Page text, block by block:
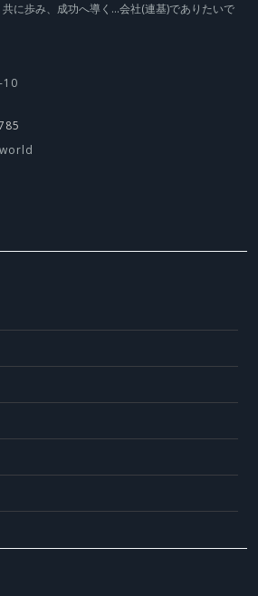
に歩み、成功へ導く…会社(連基)でありたいで
10